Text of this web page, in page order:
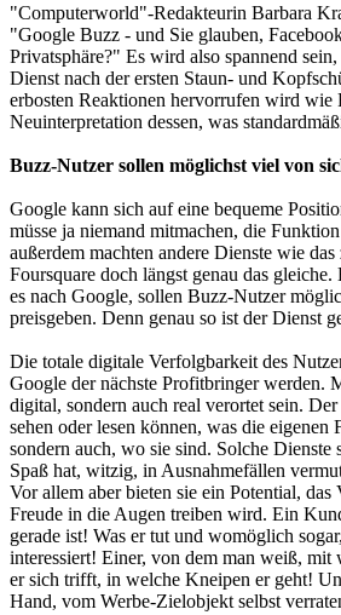
"Computerworld"-Redakteurin Barbara
"Google Buzz - und Sie glauben,
Privatsphäre?" Es wird also spannend
Dienst nach der ersten Staun- und
erbosten Reaktionen hervorrufen wird wie
Neuinterpretation dessen, was
Buzz-Nutzer sollen möglichst viel von
Google kann sich auf eine bequeme
müsse ja niemand mitmachen, die
außerdem machten andere Dienste wie
Foursquare doch längst genau das
es nach Google, sollen Buzz-Nutzer
preisgeben. Denn genau so ist der Dienst
Die totale digitale Verfolgbarkeit des
Google der nächste Profitbringer werden.
digital, sondern auch real verortet sein.
sehen oder lesen können, was die eigenen
sondern auch, wo sie sind. Solche Dienste
Spaß hat, witzig, in Ausnahmefällen
Vor allem aber bieten sie ein Potential, das
Freude in die Augen treiben wird. Ein
gerade ist! Was er tut und womöglich
interessiert! Einer, von dem man weiß, mit
er sich trifft, in welche Kneipen er geht!
Hand, vom Werbe-Zielobjekt selbst